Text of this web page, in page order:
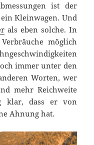
ist der
Kleinwagen. Und
als eben solche. In
möglich
immer unter den
Worten, wer
mehr Reichweite
klar, dass er von
Ahnung hat.